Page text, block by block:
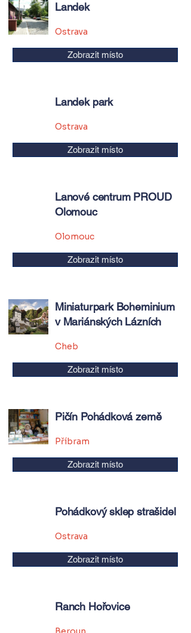
Landek
Ostrava
Zobrazit místo
Landek park
Ostrava
Zobrazit místo
Lanové centrum PROUD
Olomouc
Olomouc
Zobrazit místo
Miniaturpark Boheminium
v Mariánských Lázních
Cheb
Zobrazit místo
Pičín Pohádková země
Příbram
Zobrazit místo
Pohádkový sklep strašidel
Ostrava
Zobrazit místo
Ranch Hořovice